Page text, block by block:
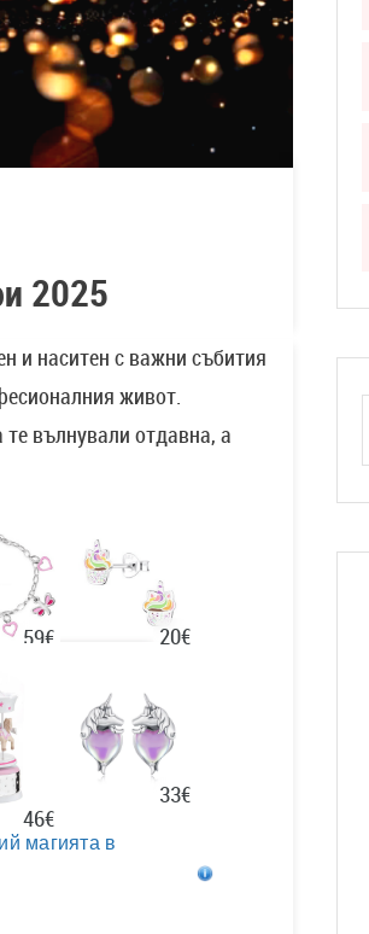
2025
и наситен с важни събития
живот.
вълнували отдавна, а
59€ 20€
46€
33€
магията в